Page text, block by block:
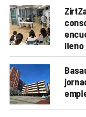
lleno